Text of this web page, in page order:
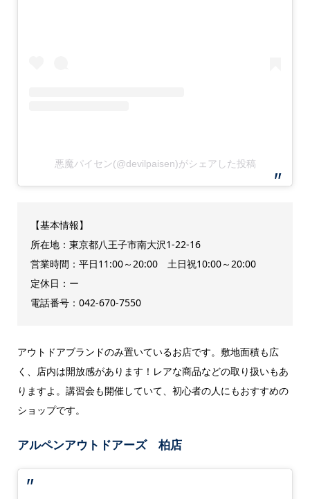
悪魔パイセン(@devilpaisen)がシェアした投稿
【基本情報】
所在地：東京都八王子市南大沢1-22-16
営業時間：平日11:00～20:00 土日祝10:00～20:00
定休日：ー
電話番号：042-670-7550
アウトドアブランドのみ置いているお店です。敷地面積も広
く、店内は開放感があります！レアな商品などの取り扱いもあ
りますよ。講習会も開催していて、初心者の人にもおすすめの
ショップです。
アルペンアウトドアーズ 柏店